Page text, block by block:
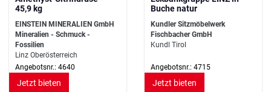
45,9 kg
EINSTEIN MINERALIEN GmbH
Mineralien - Schmuck -
Fossilien
Linz Oberösterreich
Angebotsnr.: 4640
Jetzt bieten
Buche natur
Kundler Sitzmöbelwerk
Fischbacher GmbH
Kundl Tirol
Angebotsnr.: 4715
Jetzt bieten